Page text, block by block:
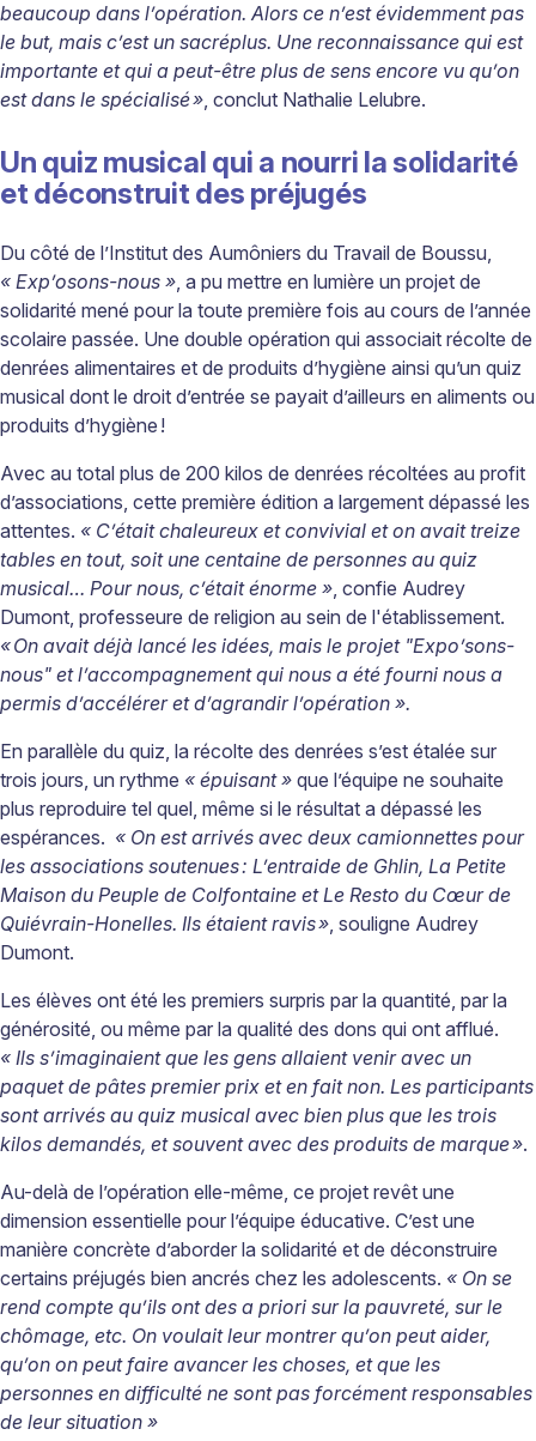
beaucoup dans l’opération. Alors ce n’estévidemment pas
le but, mais c’est un sacréplus. Une reconnaissance qui est
importante et qui a peut-être plus de sens encore vu qu’on
est dans le spécialisé», conclut Nathalie Lelubre.
Un quiz musical qui a nourri la solidarité
et déconstruit des préjugés
Du côté de l’Institut des Aumôniers du Travail de Boussu,
« Exp’osons-nous », a pu mettre en lumière un projet de
solidarité mené pour la toute première fois au cours de l’année
scolaire passée. Une double opération qui associait récolte de
denrées alimentaires et de produits d’hygiène ainsi qu’un quiz
musical dont le droit d’entrée se payait d’ailleurs en aliments ou
produits d’hygiène !
Avec au total plus de 200 kilos de denrées récoltées au profit
d’associations, cette première édition a largement dépassé les
attentes. « C’était chaleureux et convivial et on avait treize
tables en tout, soit une centaine de personnes au quiz
musical… Pour nous, c’était énorme », confie Audrey
Dumont, professeure de religion au sein de l'établissement.
«On avait déjà lancé les idées, mais le projet "Expo’sons-
nous" et l’accompagnement qui nous a été fourni nous a
permis d’accélérer et d’agrandir l’opération ».
En parallèle du quiz, la récolte des denrées s’est étalée sur
trois jours, un rythme « épuisant » que l’équipe ne souhaite
plus reproduire tel quel, même si le résultat a dépassé les
espérances. « On est arrivés avec deux camionnettes pour
les associations soutenues: L’entraide de Ghlin, La Petite
Maison du Peuple de Colfontaine et Le Resto du Cœur de
Quiévrain-Honelles. Ils étaient ravis», souligne Audrey
Dumont.
Les élèves ont été les premiers surpris par la quantité, par la
générosité, ou même par la qualité des dons qui ont afflué.
« Ils s’imaginaient que les gens allaient venir avec un
paquet de pâtes premier prix et en fait non. Les participants
sont arrivés au quiz musical avec bien plus que les trois
kilos demandés, et souvent avec des produits de marque».
Au-delà de l’opération elle-même, ce projet revêt une
dimension essentielle pour l’équipe éducative. C’est une
manière concrète d’aborder la solidarité et de déconstruire
certains préjugés bien ancrés chez les adolescents. « On se
rend compte qu’ils ont des a priori sur la pauvreté, sur le
chômage, etc. On voulait leur montrer qu’on peut aider,
qu’on on peut faire avancer les choses, et que les
personnes en difficulté ne sont pas forcément responsables
de leur situation »